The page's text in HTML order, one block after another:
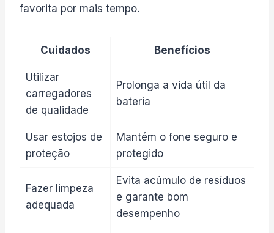
favorita por mais tempo.
Cuidados Benefícios
Utilizar
carregadores
de qualidade
Prolonga a vida útil da
bateria
Usar estojos de
proteção
Mantém o fone seguro e
protegido
Fazer limpeza
adequada
Evita acúmulo de resíduos
e garante bom
desempenho